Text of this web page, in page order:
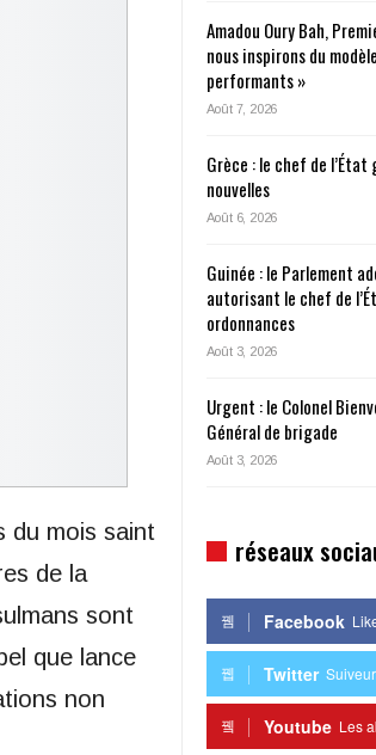
du mois saint
de la
sont
que lance
non
Amadou Oury Bah,
nous inspirons du
performants »
Août 7, 2026
Grèce : le chef de l’État
nouvelles
Août 6, 2026
Guinée : le Parlement
autorisant le chef de
ordonnances
Août 3, 2026
Urgent : le Colonel
Général de brigade
Août 3, 2026
réseaux
Facebook
Twitter
Youtube Les